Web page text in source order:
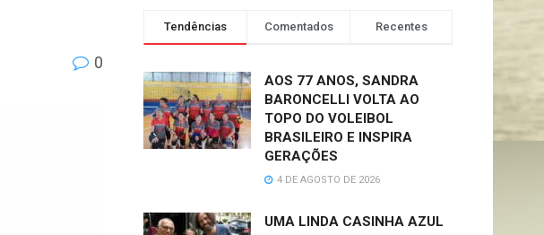
0
Tendências Comentados Recentes
AOS 77 ANOS, SANDRA
BARONCELLI VOLTA AO
TOPO DO VOLEIBOL
BRASILEIRO E INSPIRA
GERAÇÕES
4 DE AGOSTO DE 2026
UMA LINDA CASINHA AZUL